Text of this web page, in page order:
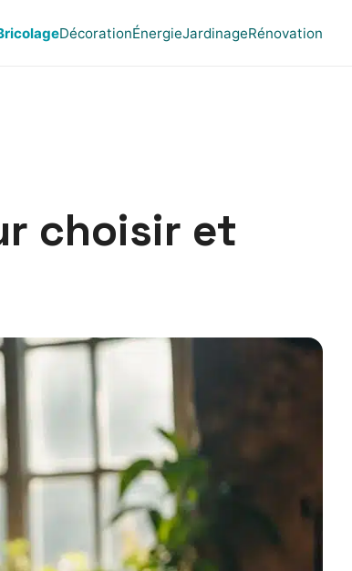
DécorationÉnergieJardinageRénovation
choisir et